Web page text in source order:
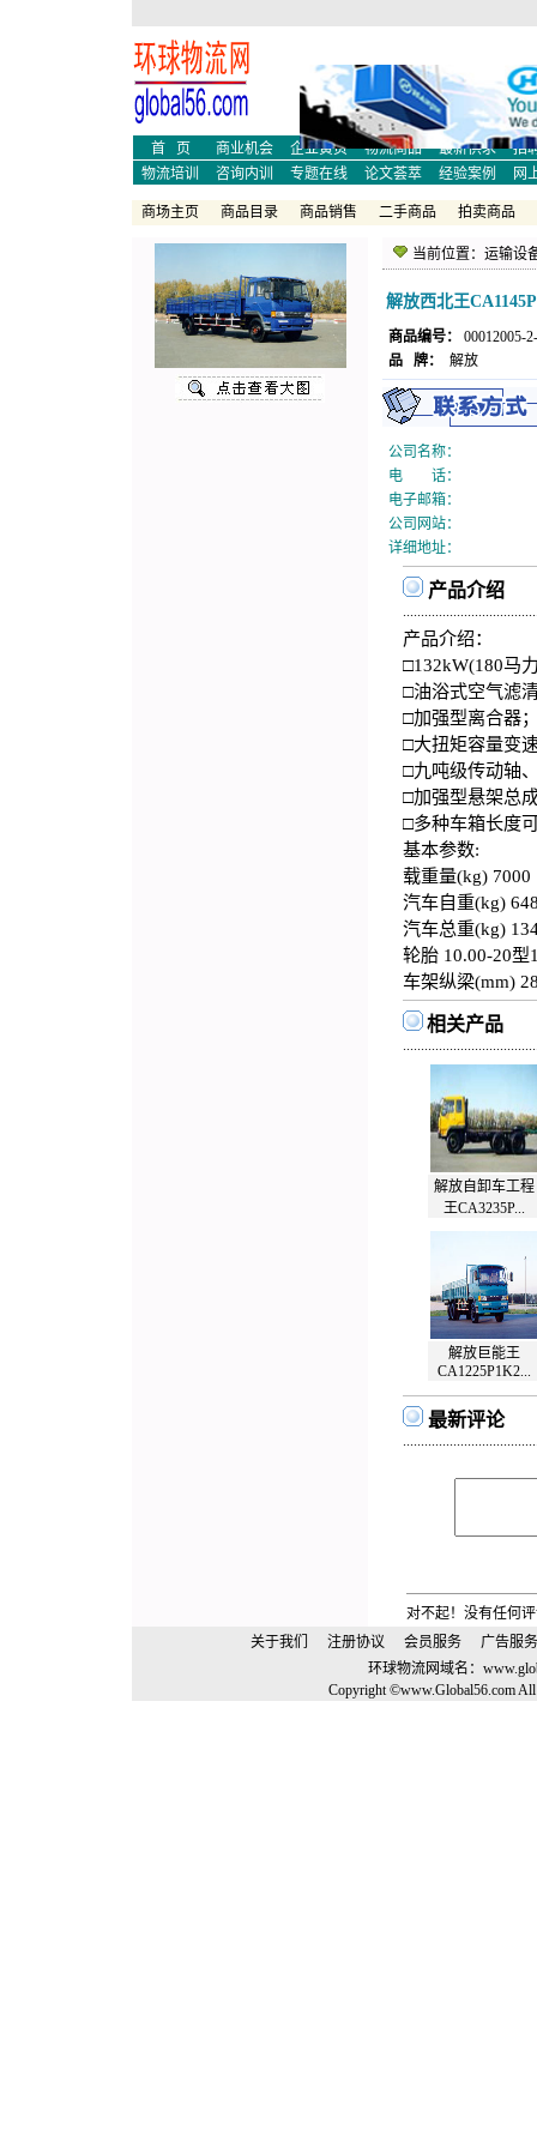
物流新闻
物流人才
现代物
物流咨询
物流内训
国际货
物流咨询
物流内训
国际货
首 页
商业机会 企业黄页 物流商品 最新供求
招
物流培训
咨询内训 专题在线 论文荟萃 经验案例 网
商场主页 商品目录 商品销售 二手商品 拍卖商品
当前位置： 运输设
解放西北王
商品编号：
00012005-
品 牌：
解放
公司名称：
电 话：
电子邮箱：
公司网站：
详细地址：
产品介绍
产品介绍：
□132kW(180马
□油浴式空气滤
□加强型离合器
□大扭矩容量变
□九吨级传动轴
□加强型悬架总
□多种车箱长度
基本参数:
载重量(kg)
汽车自重(kg)
汽车总重(kg)
轮胎 10.00-20型
车架纵梁(mm)
相关产品
解放自卸车工程
王CA3235P...
解放巨能王
CA1225P1K2...
最新评论
对不起！没有任何
关于我们
注册协议 会员服务
广告服务
环球物流网域名：
Copyright ©www.Global56.com All